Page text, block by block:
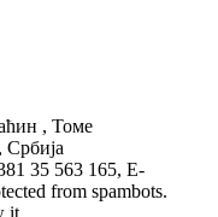
, Томе
35 563 165, E-
from spambots.
it.